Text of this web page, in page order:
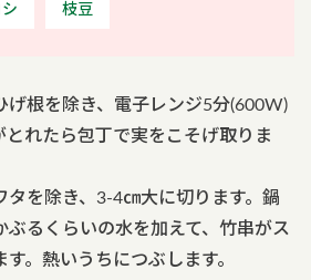
シ 枝豆
げ根を除き、電子レンジ5分(600W)
とれたら包丁で実をこそげ取りま
タを除き、3-4㎝大に切ります。鍋
ぶるくらいの水を加えて、竹串がス
。熱いうちにつぶします。